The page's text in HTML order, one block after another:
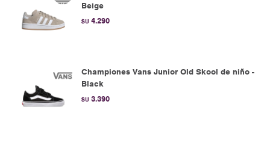
Beige
$U 4.290
Championes Vans Junior Old Skool de niño -
Black
$U 3.390